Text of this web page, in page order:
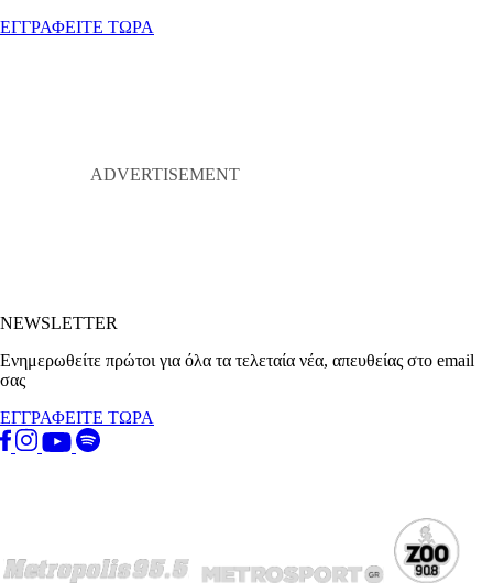
ΕΓΓΡΑΦΕΙΤΕ ΤΩΡΑ
NEWSLETTER
Ενημερωθείτε πρώτοι για όλα τα τελεταία νέα, απευθείας στο email
σας
ΕΓΓΡΑΦΕΙΤΕ ΤΩΡΑ